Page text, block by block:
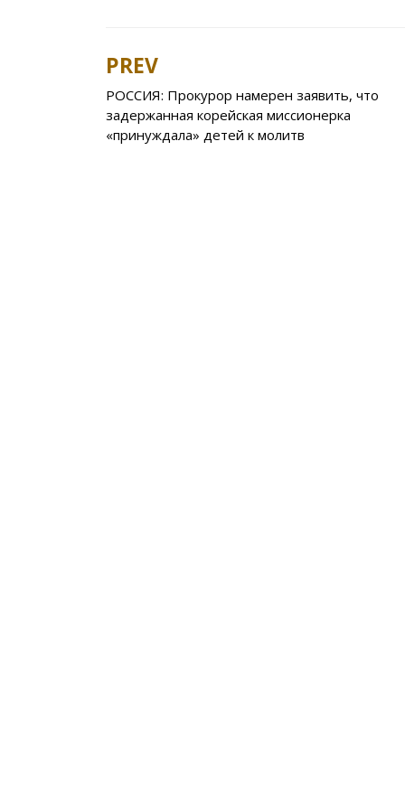
b
o
o
k
kl
as
s
u
r
n
st u
Post
navigation
PREV
РОССИЯ: Прокурор намерен заявить, что
задержанная корейская миссионерка
«принуждала» детей к молитв